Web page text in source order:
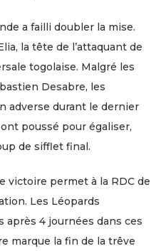
a failli doubler la mise.
la tête de l’attaquant de
togolaise. Malgré les
Desabre, les
adverse durant le dernier
poussé pour égaliser,
de sifflet final.
victoire permet à la RDC de
Les Léopards
4 journées dans ces
marque la fin de la trêve